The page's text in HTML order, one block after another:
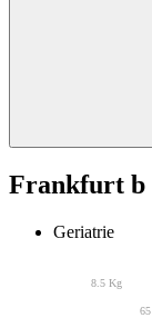
Frankfurt b
Geriatrie
65
8.5 Kg